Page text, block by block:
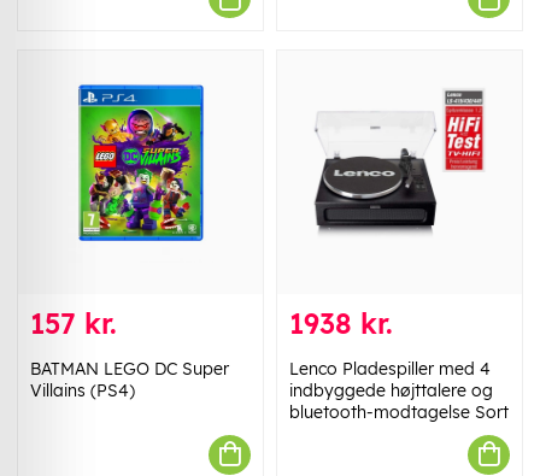
157 kr.
BATMAN LEGO DC Super
Villains (PS4)
1938 kr.
Lenco Pladespiller med 4
indbyggede højttalere og
bluetooth-modtagelse Sort